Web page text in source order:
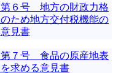
６号 地方の財政力格
ため地方交付税機能の
見書
７号 食品の原産地表
求める意見書